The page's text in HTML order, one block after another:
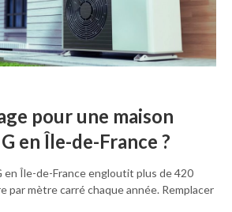
pour une maison
en Île-de-France ?
en Île-de-France engloutit plus de 420
par mètre carré chaque année. Remplacer